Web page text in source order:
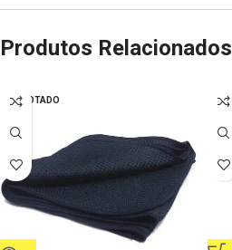
Produtos Relacionados
ESGOTADO